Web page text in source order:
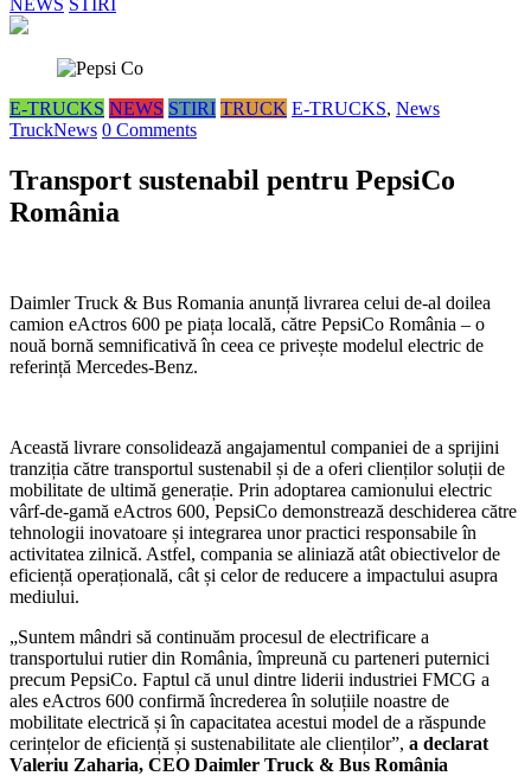
NEWS STIRI
E-TRUCKS NEWS STIRI TRUCK E-TRUCKS, News
TruckNews 0 Comments
Transport sustenabil pentru PepsiCo
România
Daimler Truck & Bus Romania anunță livrarea celui de-al doilea
camion eActros 600 pe piața locală, către PepsiCo România – o
nouă bornă semnificativă în ceea ce privește modelul electric de
referință Mercedes-Benz.
Această livrare consolidează angajamentul companiei de a sprijini
tranziția către transportul sustenabil și de a oferi clienților soluții de
mobilitate de ultimă generație. Prin adoptarea camionului electric
vârf-de-gamă eActros 600, PepsiCo demonstrează deschiderea către
tehnologii inovatoare și integrarea unor practici responsabile în
activitatea zilnică. Astfel, compania se aliniază atât obiectivelor de
eficiență operațională, cât și celor de reducere a impactului asupra
mediului.
„Suntem mândri să continuăm procesul de electrificare a
transportului rutier din România, împreună cu parteneri puternici
precum PepsiCo. Faptul că unul dintre liderii industriei FMCG a
ales eActros 600 confirmă încrederea în soluțiile noastre de
mobilitate electrică și în capacitatea acestui model de a răspunde
cerințelor de eficiență și sustenabilitate ale clienților”, a declarat
Valeriu Zaharia, CEO Daimler Truck & Bus România